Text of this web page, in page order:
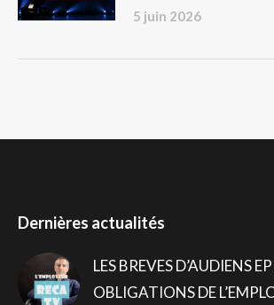
5 juin 2026
Dernières actualités
LES BREVES D’AUDIENS
OBLIGATIONS DE